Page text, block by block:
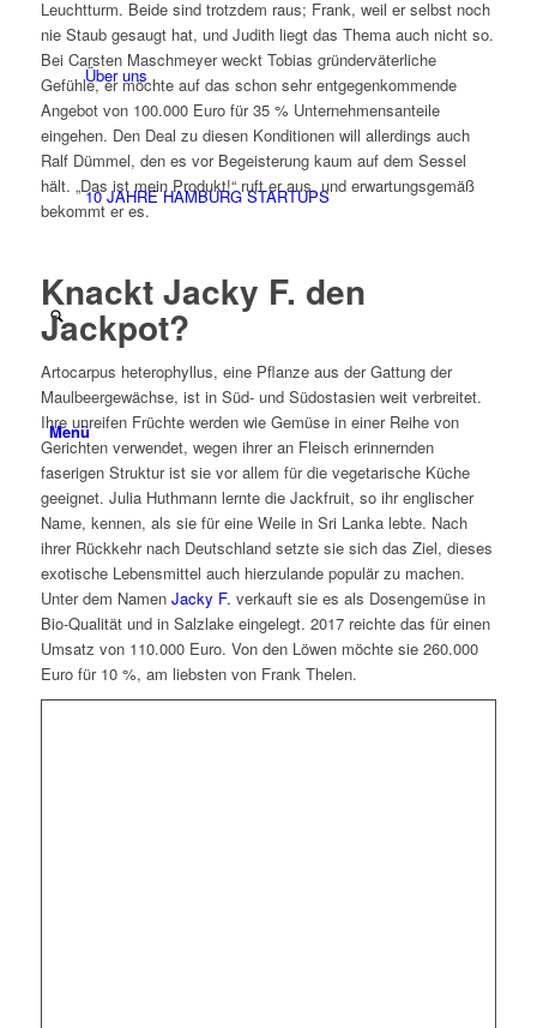
Über uns
10 JAHRE HAMBURG STARTUPS
Menü
Leuchtturm. Beide sind trotzdem raus; Frank, weil er selbst noch
nie Staub gesaugt hat, und Judith liegt das Thema auch nicht so.
Bei Carsten Maschmeyer weckt Tobias gründerväterliche
Gefühle, er möchte auf das schon sehr entgegenkommende
Angebot von 100.000 Euro für 35 % Unternehmensanteile
eingehen. Den Deal zu diesen Konditionen will allerdings auch
Ralf Dümmel, den es vor Begeisterung kaum auf dem Sessel
hält. „Das ist mein Produkt!“ ruft er aus, und erwartungsgemäß
bekommt er es.
Knackt Jacky F. den
Jackpot?
Artocarpus heterophyllus, eine Pflanze aus der Gattung der
Maulbeergewächse, ist in Süd- und Südostasien weit verbreitet.
Ihre unreifen Früchte werden wie Gemüse in einer Reihe von
Gerichten verwendet, wegen ihrer an Fleisch erinnernden
faserigen Struktur ist sie vor allem für die vegetarische Küche
geeignet. Julia Huthmann lernte die Jackfruit, so ihr englischer
Name, kennen, als sie für eine Weile in Sri Lanka lebte. Nach
ihrer Rückkehr nach Deutschland setzte sie sich das Ziel, dieses
exotische Lebensmittel auch hierzulande populär zu machen.
Unter dem Namen Jacky F. verkauft sie es als Dosengemüse in
Bio-Qualität und in Salzlake eingelegt. 2017 reichte das für einen
Umsatz von 110.000 Euro. Von den Löwen möchte sie 260.000
Euro für 10 %, am liebsten von Frank Thelen.